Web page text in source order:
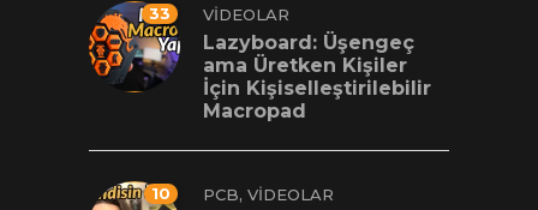
33 VIDEOLAR
Lazyboard: Üşengeç
ama Üretken Kişiler
İçin Kişiselleştirilebilir
Macropad
10 PCB, VIDEOLAR